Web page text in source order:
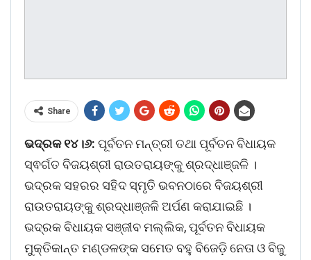
Share
ଭଦ୍ରକ ୧୪।୬: ପୂର୍ବତନ ମନ୍ତ୍ରୀ ତଥା ପୂର୍ବତନ ବିଧାୟକ
ସ୍ଵର୍ଗତ ବିଜୟଶ୍ରୀ ରାଉତରାୟଙ୍କୁ ଶ୍ରଦ୍ଧାଞ୍ଜଳି ।
ଭଦ୍ରକ ସହରର ସହିଦ ସ୍ମୃତି ଭବନଠାରେ ବିଜୟଶ୍ରୀ
ରାଉତରାୟଙ୍କୁ ଶ୍ରଦ୍ଧାଞ୍ଜଳି ଅର୍ପଣ କରାଯାଇଛି ।
ଭଦ୍ରକ ବିଧାୟକ ସଞ୍ଜୀବ ମଲ୍ଲିକ, ପୂର୍ବତନ ବିଧାୟକ
ମୁକ୍ତିକାନ୍ତ ମଣ୍ଡଳଙ୍କ ସମେତ ବହୁ ବିଜେଡ଼ି ନେତା ଓ ବିଜୁ